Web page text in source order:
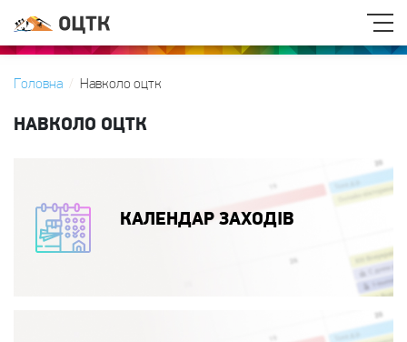
Головна Навколо оцтк
НАВКОЛО ОЦТК
КАЛЕНДАР ЗАХОДІВ